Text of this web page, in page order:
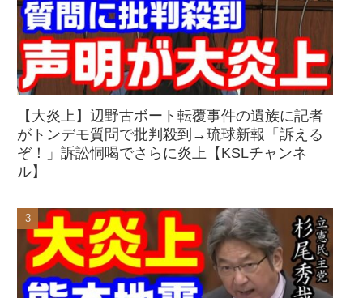
【大炎上】辺野古ボート転覆事件の遺族に記者
がトンデモ質問で批判殺到→琉球新報「訴える
ぞ！」訴訟恫喝でさらに炎上【KSLチャンネ
ル】